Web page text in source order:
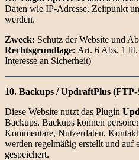
Daten wie IP-Adresse, Zeitpunkt
werden.
Zweck: Schutz der Website und
Rechtsgrundlage: Art. 6 Abs. 1
Interesse an Sicherheit)
10. Backups / UpdraftPlus (FTP-
Diese Website nutzt das Plugin
Backups. Backups können
Kommentare, Nutzerdaten,
werden regelmäßig erstellt und auf
gespeichert.